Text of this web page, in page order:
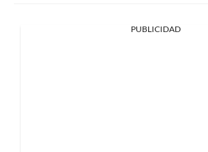
PUBLICIDAD